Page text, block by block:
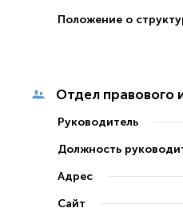
Положение о
Отдел правового
Руководитель
Должность
Адрес
Сайт